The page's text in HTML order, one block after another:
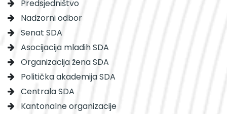
Predsjedništvo
Nadzorni odbor
Senat SDA
Asocijacija mladih SDA
Organizacija žena SDA
Politička akademija SDA
Centrala SDA
Kantonalne organizacije